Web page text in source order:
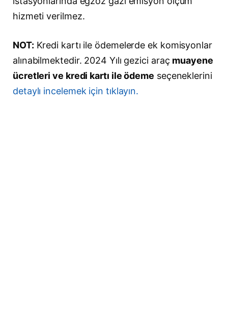
hizmeti verilmez.
NOT: Kredi kartı ile ödemelerde ek komisyonlar
alınabilmektedir. 2024 Yılı gezici araç muayene
ücretleri ve kredi kartı ile ödeme seçeneklerini
detaylı incelemek için tıklayın.